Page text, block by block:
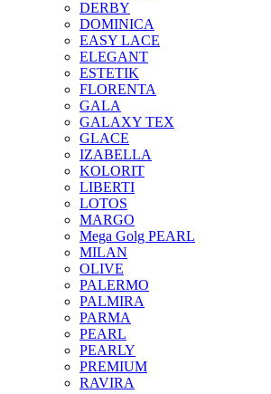
DERBY
DOMINICA
EASY LACE
ELEGANT
ESTETIK
FLORENTA
GALA
GALAXY TEX
GLACE
IZABELLA
KOLORIT
LIBERTI
LOTOS
MARGO
Mega Golg PEARL
MILAN
OLIVE
PALERMO
PALMIRA
PARMA
PEARL
PEARLY
PREMIUM
RAVIRA